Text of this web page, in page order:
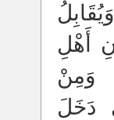
أَهْلِ
وَمِنْ
دَخَلَ